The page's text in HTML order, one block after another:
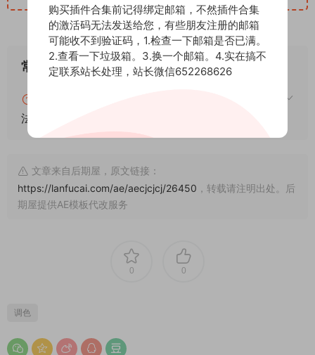
常见问题
法！
文章来自后期屋，原文链接：
https://lanfucai.com/ae/aecjcjcj/26450 ，转载请注明出处。后
期屋提供AE模板代改服务
0 0
调色
购买插件合集前记得绑定邮箱，不然插件合集
的激活码无法发送给您，有些朋友注册的邮箱
可能收不到验证码，1.检查一下邮箱是否已满。
2.查看一下垃圾箱。3.换一个邮箱。4.实在搞不
定联系站长处理，站长微信652268626